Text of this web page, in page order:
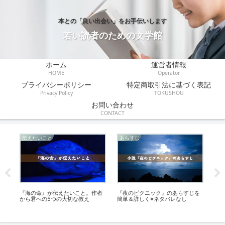
本との「良い出会い」をお手伝いします
若い読者のための文学館
ホーム
HOME
運営者情報
Operator
プライバシーポリシー
Privacy Policy
特定商取引法に基づく表記
TOKUSHOU
お問い合わせ
CONTACT
感想
『ふしぎなフーセンガム』の読書
感想文｜小学生の書き方と800字
感想
『銀河鉄道の夜』の面白いところ3
選！私が選ぶ感動シーンBEST3